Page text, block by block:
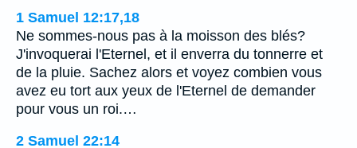
1 Samuel 12:17,18
Ne sommes-nous pas à la moisson des blés?
J'invoquerai l'Eternel, et il enverra du tonnerre et
de la pluie. Sachez alors et voyez combien vous
avez eu tort aux yeux de l'Eternel de demander
pour vous un roi.…
2 Samuel 22:14